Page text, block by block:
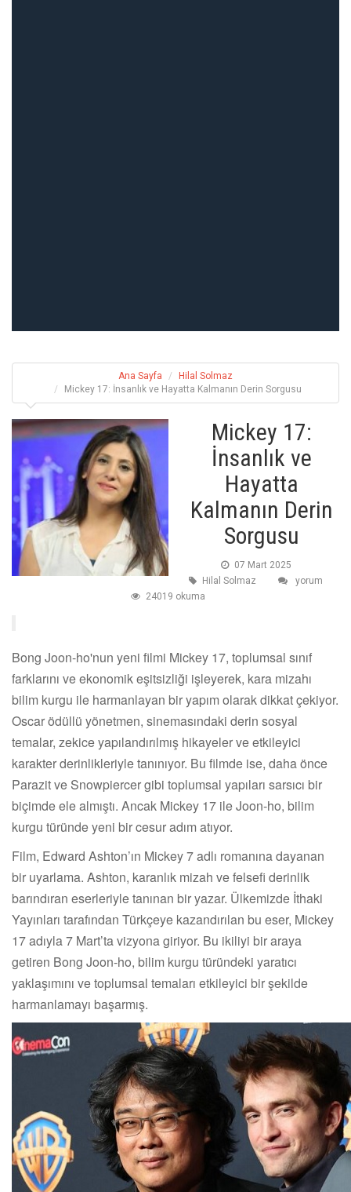
Ana Sayfa
Hilal Solmaz
Mickey 17: İnsanlık ve Hayatta Kalmanın Derin Sorgusu
Mickey 17:
İnsanlık ve
Hayatta
Kalmanın Derin
Sorgusu
07 Mart 2025
Hilal Solmaz
yorum
24019 okuma
Bong Joon-ho'nun yeni filmi Mickey 17, toplumsal sınıf
farklarını ve ekonomik eşitsizliği işleyerek, kara mizahı
bilim kurgu ile harmanlayan bir yapım olarak dikkat çekiyor.
Oscar ödüllü yönetmen, sinemasındaki derin sosyal
temalar, zekice yapılandırılmış hikayeler ve etkileyici
karakter derinlikleriyle tanınıyor. Bu filmde ise, daha önce
Parazit ve Snowpiercer gibi toplumsal yapıları sarsıcı bir
biçimde ele almıştı. Ancak Mickey 17 ile Joon-ho, bilim
kurgu türünde yeni bir cesur adım atıyor.
Film, Edward Ashton’ın Mickey 7 adlı romanına dayanan
bir uyarlama. Ashton, karanlık mizah ve felsefi derinlik
barındıran eserleriyle tanınan bir yazar. Ülkemizde İthaki
Yayınları tarafından Türkçeye kazandırılan bu eser, Mickey
17 adıyla 7 Mart’ta vizyona giriyor. Bu ikiliyi bir araya
getiren Bong Joon-ho, bilim kurgu türündeki yaratıcı
yaklaşımını ve toplumsal temaları etkileyici bir şekilde
harmanlamayı başarmış.